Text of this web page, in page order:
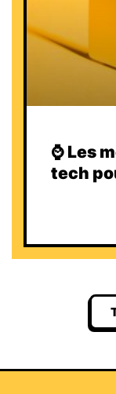
⌚️ Les
tech